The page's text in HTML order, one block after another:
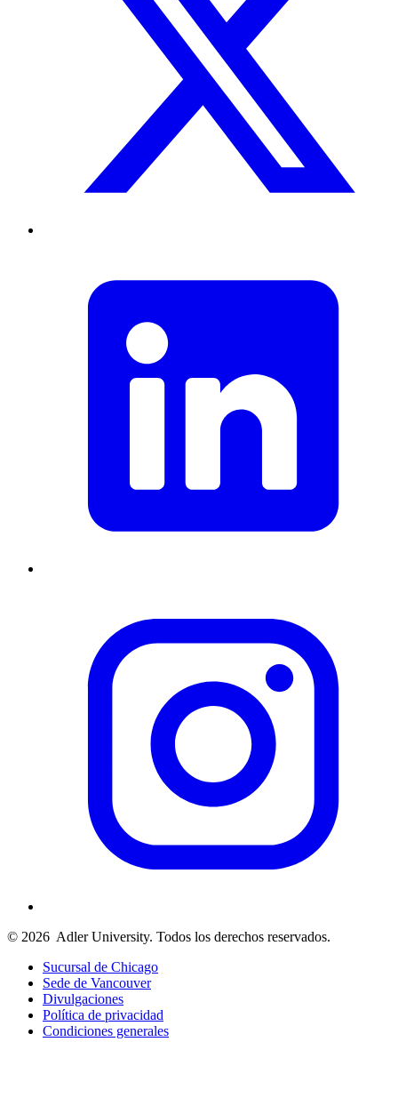
© 2026 Adler University. Todos los derechos reservados.
Sucursal de Chicago
Sede de Vancouver
Divulgaciones
Política de privacidad
Condiciones generales